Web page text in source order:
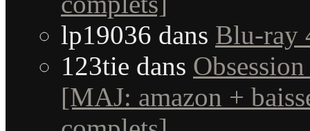
lp19036 dans Blu-ray
123tie dans
[MAJ: amazon +